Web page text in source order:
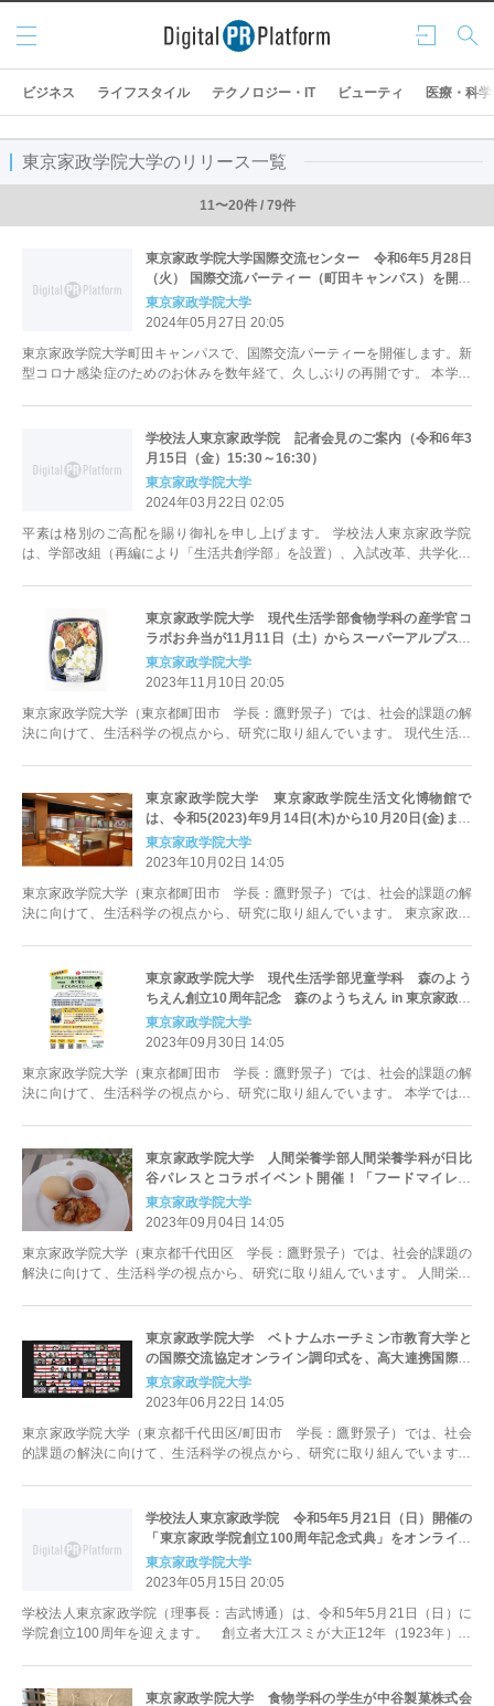
ログ
イン
検索
メニ
ュー
ビジネス ライフスタイル テクノロジー・IT ビューティ 医療・科学
東京家政学院大学のリリース一覧
11〜20件 / 79件
東京家政学院大学国際交流センター 令和6年5月28日
（火） 国際交流パーティー（町田キャンパス）を開催
します。
東京家政学院大学
2024年05月27日 20:05
東京家政学院大学町田キャンパスで、国際交流パーティーを開催します。新
型コロナ感染症のためのお休みを数年経て、久しぶりの再開です。 本学の
学校法人東京家政学院 記者会見のご案内（令和6年3
月15日（金）15:30～16:30）
東京家政学院大学
2024年03月22日 02:05
平素は格別のご高配を賜り御礼を申し上げます。 学校法人東京家政学院
は、学部改組（再編により「生活共創学部」を設置）、入試改革、共学化を
東京家政学院大学 現代生活学部食物学科の産学官コ
ラボお弁当が11月11日（土）からスーパーアルプス全
店で販売開始
東京家政学院大学
2023年11月10日 20:05
東京家政学院大学（東京都町田市 学長：鷹野景子）では、社会的課題の解
決に向けて、生活科学の視点から、研究に取り組んでいます。 現代生活学
東京家政学院大学 東京家政学院生活文化博物館で
は、令和5(2023)年9月14日(木)から10月20日(金)まで
の期間、東京家政学院大学同窓会「光塩会」との共催
で企画展「創職(ライフワーク)の世界」および「令和5
東京家政学院大学
2023年10月02日 14:05
東京家政学院大学（東京都町田市 学長：鷹野景子）では、社会的課題の解
決に向けて、生活科学の視点から、研究に取り組んでいます。 東京家政学
東京家政学院大学 現代生活学部児童学科 森のよう
ちえん創立10周年記念 森のようちえん in 東京家政学
院大学 特別企画「森で育む 子どもの心とからだ」
を11月3日に開催
東京家政学院大学
2023年09月30日 14:05
東京家政学院大学（東京都町田市 学長：鷹野景子）では、社会的課題の解
決に向けて、生活科学の視点から、研究に取り組んでいます。 本学では、
東京家政学院大学 人間栄養学部人間栄養学科が日比
谷パレスとコラボイベント開催！「フードマイレー
ジ」をテーマにしたSDGsランチを期間限定で販売
東京家政学院大学
2023年09月04日 14:05
東京家政学院大学（東京都千代田区 学長：鷹野景子）では、社会的課題の
解決に向けて、生活科学の視点から、研究に取り組んでいます。 人間栄養
東京家政学院大学 ベトナムホーチミン市教育大学と
の国際交流協定オンライン調印式を、高大連携国際交
流イベントとして実施
東京家政学院大学
2023年06月22日 14:05
東京家政学院大学（東京都千代田区/町田市 学長：鷹野景子）では、社会
的課題の解決に向けて、生活科学の視点から、研究に取り組んでいます。
学校法人東京家政学院 令和5年5月21日（日）開催の
「東京家政学院創立100周年記念式典」をオンライン
ライブ配信いたします
東京家政学院大学
2023年05月15日 20:05
学校法人東京家政学院（理事長：吉武博通）は、令和5年5月21日（日）に
学院創立100周年を迎えます。 創立者大江スミが大正12年（1923年）、
東京家政学院大学 食物学科の学生が中谷製菓株式会